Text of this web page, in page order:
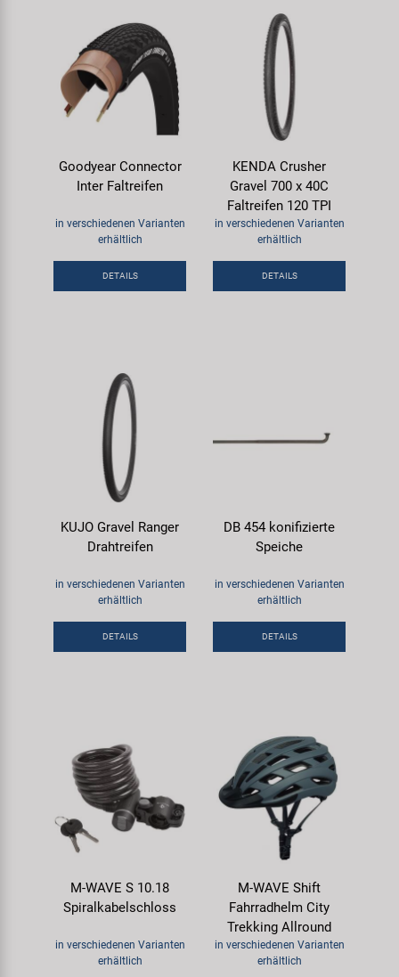
Goodyear Connector
Inter Faltreifen
in verschiedenen Varianten
erhältlich
DETAILS
KENDA Crusher
Gravel 700 x 40C
Faltreifen 120 TPI
in verschiedenen Varianten
erhältlich
DETAILS
KUJO Gravel Ranger
Drahtreifen
in verschiedenen Varianten
erhältlich
DETAILS
DB 454 konifizierte
Speiche
in verschiedenen Varianten
erhältlich
DETAILS
M-WAVE S 10.18
Spiralkabelschloss
in verschiedenen Varianten
erhältlich
M-WAVE Shift
Fahrradhelm City
Trekking Allround
in verschiedenen Varianten
erhältlich